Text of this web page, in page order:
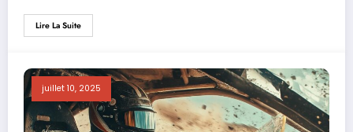
Lire La Suite
juillet 10, 2025